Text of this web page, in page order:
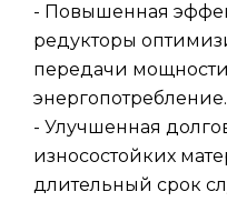
- Повышенная
редукторы
передачи
энергопотребление.
- Улучшенная
износостойких
длительный срок